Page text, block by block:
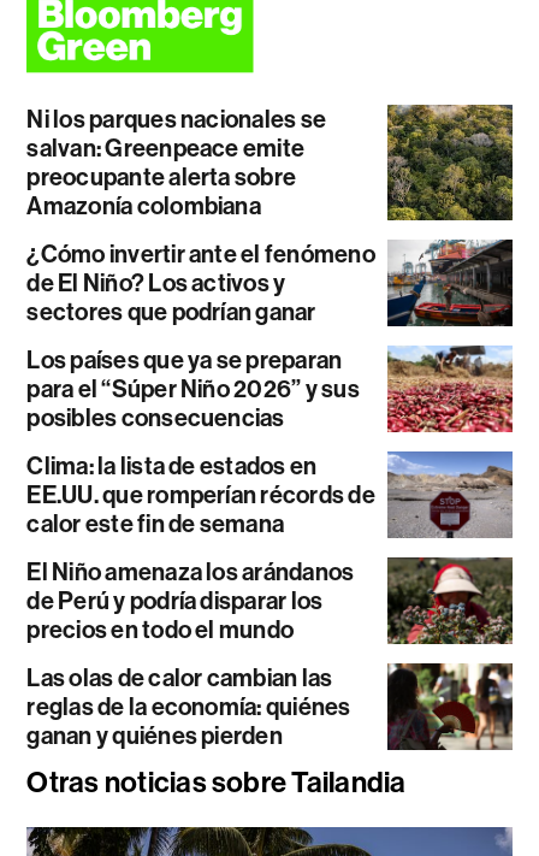
Ni los parques nacionales se
salvan: Greenpeace emite
preocupante alerta sobre
Amazonía colombiana
¿Cómo invertir ante el fenómeno
de El Niño? Los activos y
sectores que podrían ganar
Los países que ya se preparan
para el “Súper Niño 2026” y sus
posibles consecuencias
Clima: la lista de estados en
EE.UU. que romperían récords de
calor este fin de semana
El Niño amenaza los arándanos
de Perú y podría disparar los
precios en todo el mundo
Las olas de calor cambian las
reglas de la economía: quiénes
ganan y quiénes pierden
Otras noticias sobre Tailandia